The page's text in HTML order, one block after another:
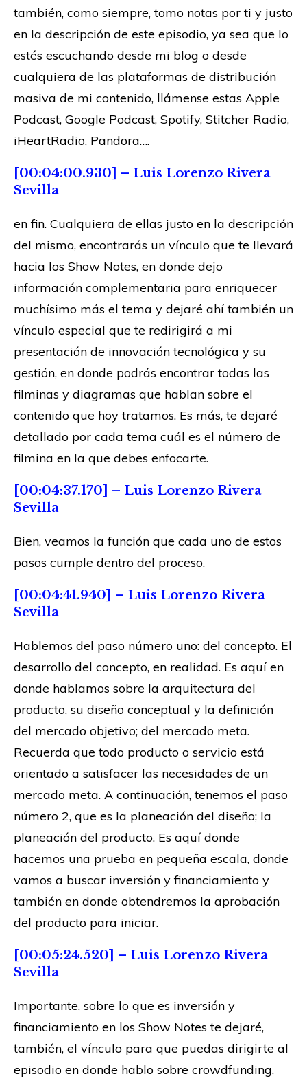
también, como siempre, tomo notas por ti y justo
en la descripción de este episodio, ya sea que lo
estés escuchando desde mi blog o desde
cualquiera de las plataformas de distribución
masiva de mi contenido, llámense estas Apple
Podcast, Google Podcast, Spotify, Stitcher Radio,
iHeartRadio, Pandora….
[00:04:00.930] – Luis Lorenzo Rivera
Sevilla
en fin. Cualquiera de ellas justo en la descripción
del mismo, encontrarás un vínculo que te llevará
hacia los Show Notes, en donde dejo
información complementaria para enriquecer
muchísimo más el tema y dejaré ahí también un
vínculo especial que te redirigirá a mi
presentación de innovación tecnológica y su
gestión, en donde podrás encontrar todas las
filminas y diagramas que hablan sobre el
contenido que hoy tratamos. Es más, te dejaré
detallado por cada tema cuál es el número de
filmina en la que debes enfocarte.
[00:04:37.170] – Luis Lorenzo Rivera
Sevilla
Bien, veamos la función que cada uno de estos
pasos cumple dentro del proceso.
[00:04:41.940] – Luis Lorenzo Rivera
Sevilla
Hablemos del paso número uno: del concepto. El
desarrollo del concepto, en realidad. Es aquí en
donde hablamos sobre la arquitectura del
producto, su diseño conceptual y la definición
del mercado objetivo; del mercado meta.
Recuerda que todo producto o servicio está
orientado a satisfacer las necesidades de un
mercado meta. A continuación, tenemos el paso
número 2, que es la planeación del diseño; la
planeación del producto. Es aquí donde
hacemos una prueba en pequeña escala, donde
vamos a buscar inversión y financiamiento y
también en donde obtendremos la aprobación
del producto para iniciar.
[00:05:24.520] – Luis Lorenzo Rivera
Sevilla
Importante, sobre lo que es inversión y
financiamiento en los Show Notes te dejaré,
también, el vínculo para que puedas dirigirte al
episodio en donde hablo sobre crowdfunding,